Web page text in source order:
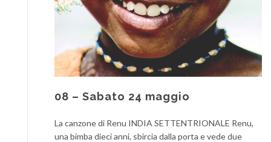
08 – Sabato 24 maggio
La canzone di Renu INDIA SETTENTRIONALE Renu,
una bimba dieci anni, sbircia dalla porta e vede due